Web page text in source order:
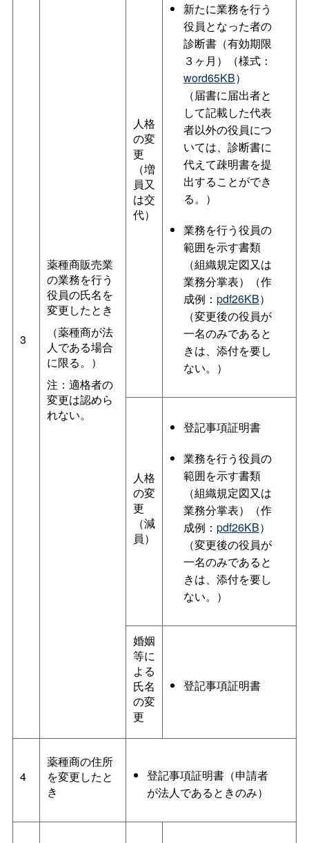
3
薬種商販売業
の業務を行う
役員の氏名を
変更したとき
（薬種商が法
人である場合
に限る。）
注：適格者の
変更は認めら
れない。
人格
の変
更
（増
員又
は交
代）
新たに業務を行う
役員となった者の
診断書（有効期限
３ヶ月）（様式：
word65KB）
（届書に届出者と
して記載した代表
者以外の役員につ
いては、診断書に
代えて疎明書を提
出することができ
る。）
業務を行う役員の
範囲を示す書類
（組織規定図又は
業務分掌表）（作
成例： pdf26KB）
（変更後の役員が
一名のみであると
きは、添付を要し
ない。）
人格
の変
更
（減
員）
登記事項証明書
業務を行う役員の
範囲を示す書類
（組織規定図又は
業務分掌表）（作
成例： pdf26KB）
（変更後の役員が
一名のみであると
きは、添付を要し
ない。）
婚姻
等に
よる
氏名
の変
更
登記事項証明書
4
薬種商の住所
を変更したと
き
登記事項証明書（申請者
が法人であるときのみ）